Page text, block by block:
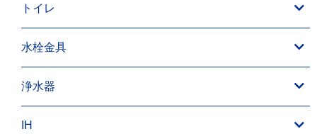
トイレ
水栓金具
浄水器
IH